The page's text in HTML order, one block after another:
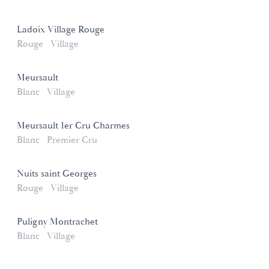
Ladoix Village Rouge
Rouge
Village
Meursault
Blanc
Village
Meursault 1er Cru Charmes
Blanc
Premier Cru
Nuits saint Georges
Rouge
Village
Puligny Montrachet
Blanc
Village